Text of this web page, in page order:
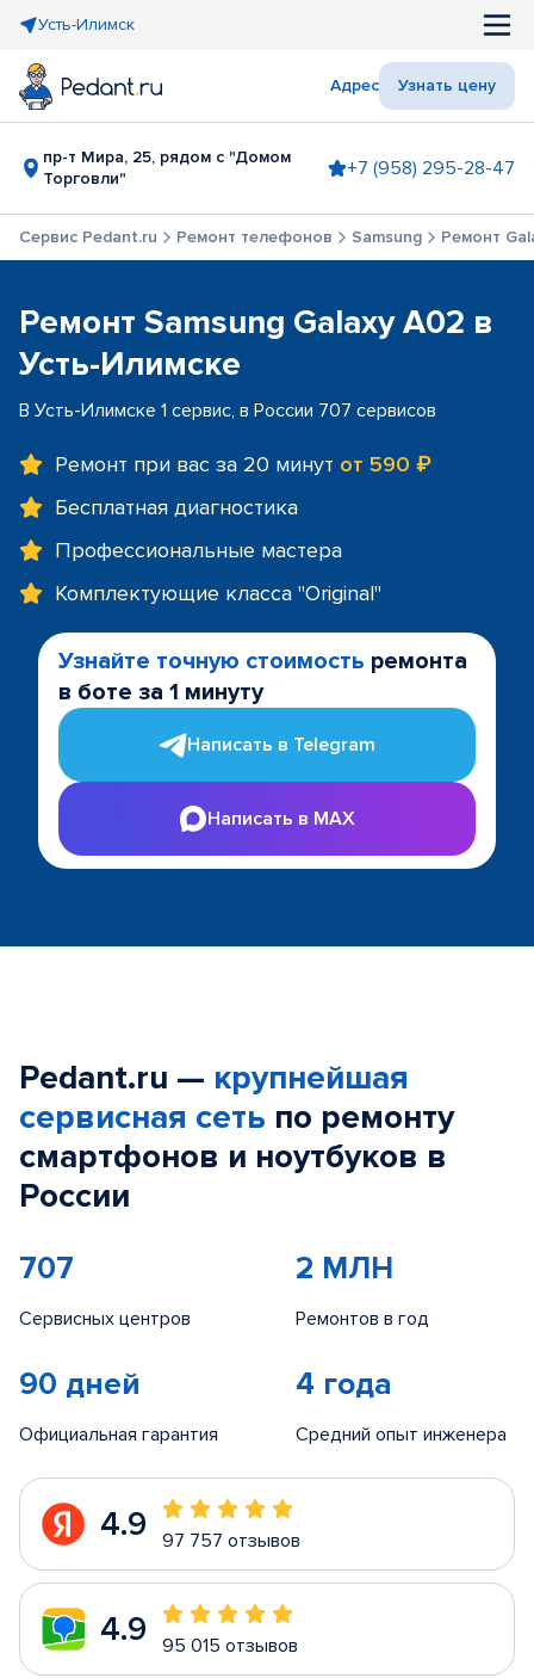
Усть-Илимск
Адрес Узнать цену
пр-т Мира, 25, рядом с "Домом
Торговли"
+7 (958) 295-28-47
Сервис Pedant.ru Ремонт телефонов Samsung Ремонт
Ремонт Samsung Galaxy A02 в
Усть-Илимске
В Усть-Илимске 1 сервис, в России 707 сервисов
Ремонт при вас за 20 минут от 590 ₽
Бесплатная диагностика
Профессиональные мастера
Комплектующие класса "Original"
Узнайте точную стоимость ремонта
в боте за 1 минуту
Написать в Telegram
Написать в MAX
Pedant.ru — крупнейшая
сервисная сеть по ремонту
смартфонов и ноутбуков в
России
707
Сервисных центров
2 МЛН
Ремонтов в год
90 дней
Официальная гарантия
4 года
Средний опыт инженера
4.9 97 757 отзывов
4.9 95 015 отзывов